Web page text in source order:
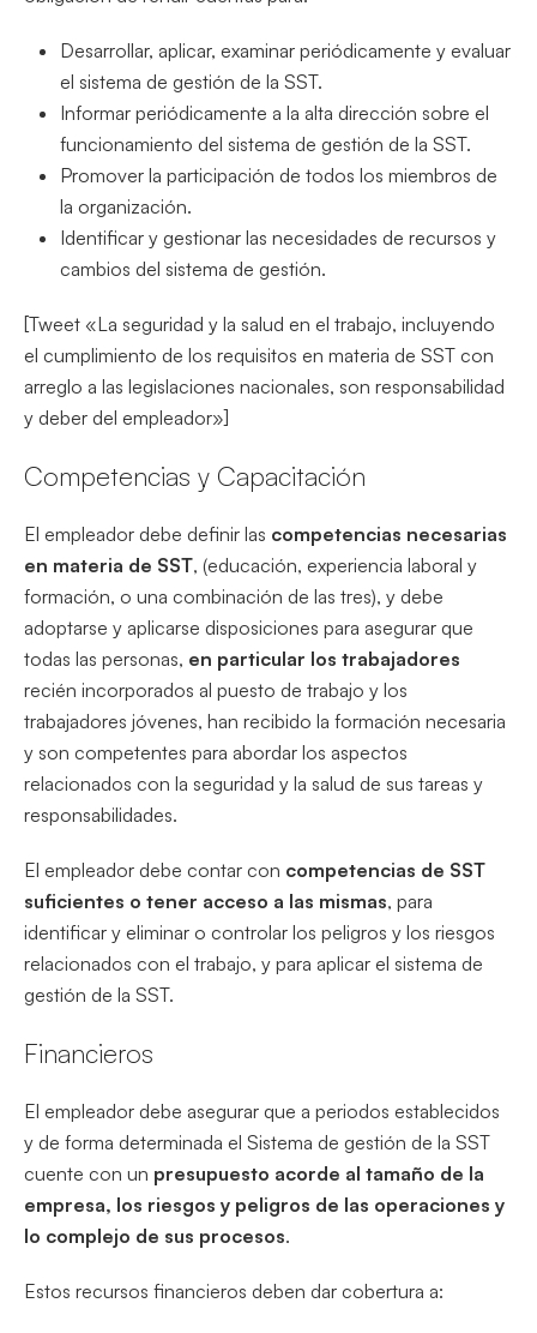
Desarrollar, aplicar, examinar periódicamente y evaluar
el sistema de gestión de la SST.
Informar periódicamente a la alta dirección sobre el
funcionamiento del sistema de gestión de la SST.
Promover la participación de todos los miembros de
la organización.
Identificar y gestionar las necesidades de recursos y
cambios del sistema de gestión.
[Tweet «La seguridad y la salud en el trabajo, incluyendo
el cumplimiento de los requisitos en materia de SST con
arreglo a las legislaciones nacionales, son responsabilidad
y deber del empleador»]
Competencias y Capacitación
El empleador debe definir las competencias necesarias
en materia de SST, (educación, experiencia laboral y
formación, o una combinación de las tres), y debe
adoptarse y aplicarse disposiciones para asegurar que
todas las personas, en particular los trabajadores
recién incorporados al puesto de trabajo y los
trabajadores jóvenes, han recibido la formación necesaria
y son competentes para abordar los aspectos
relacionados con la seguridad y la salud de sus tareas y
responsabilidades.
El empleador debe contar con competencias de SST
suficientes o tener acceso a las mismas, para
identificar y eliminar o controlar los peligros y los riesgos
relacionados con el trabajo, y para aplicar el sistema de
gestión de la SST.
Financieros
El empleador debe asegurar que a periodos establecidos
y de forma determinada el Sistema de gestión de la SST
cuente con un presupuesto acorde al tamaño de la
empresa, los riesgos y peligros de las operaciones y
lo complejo de sus procesos.
Estos recursos financieros deben dar cobertura a: